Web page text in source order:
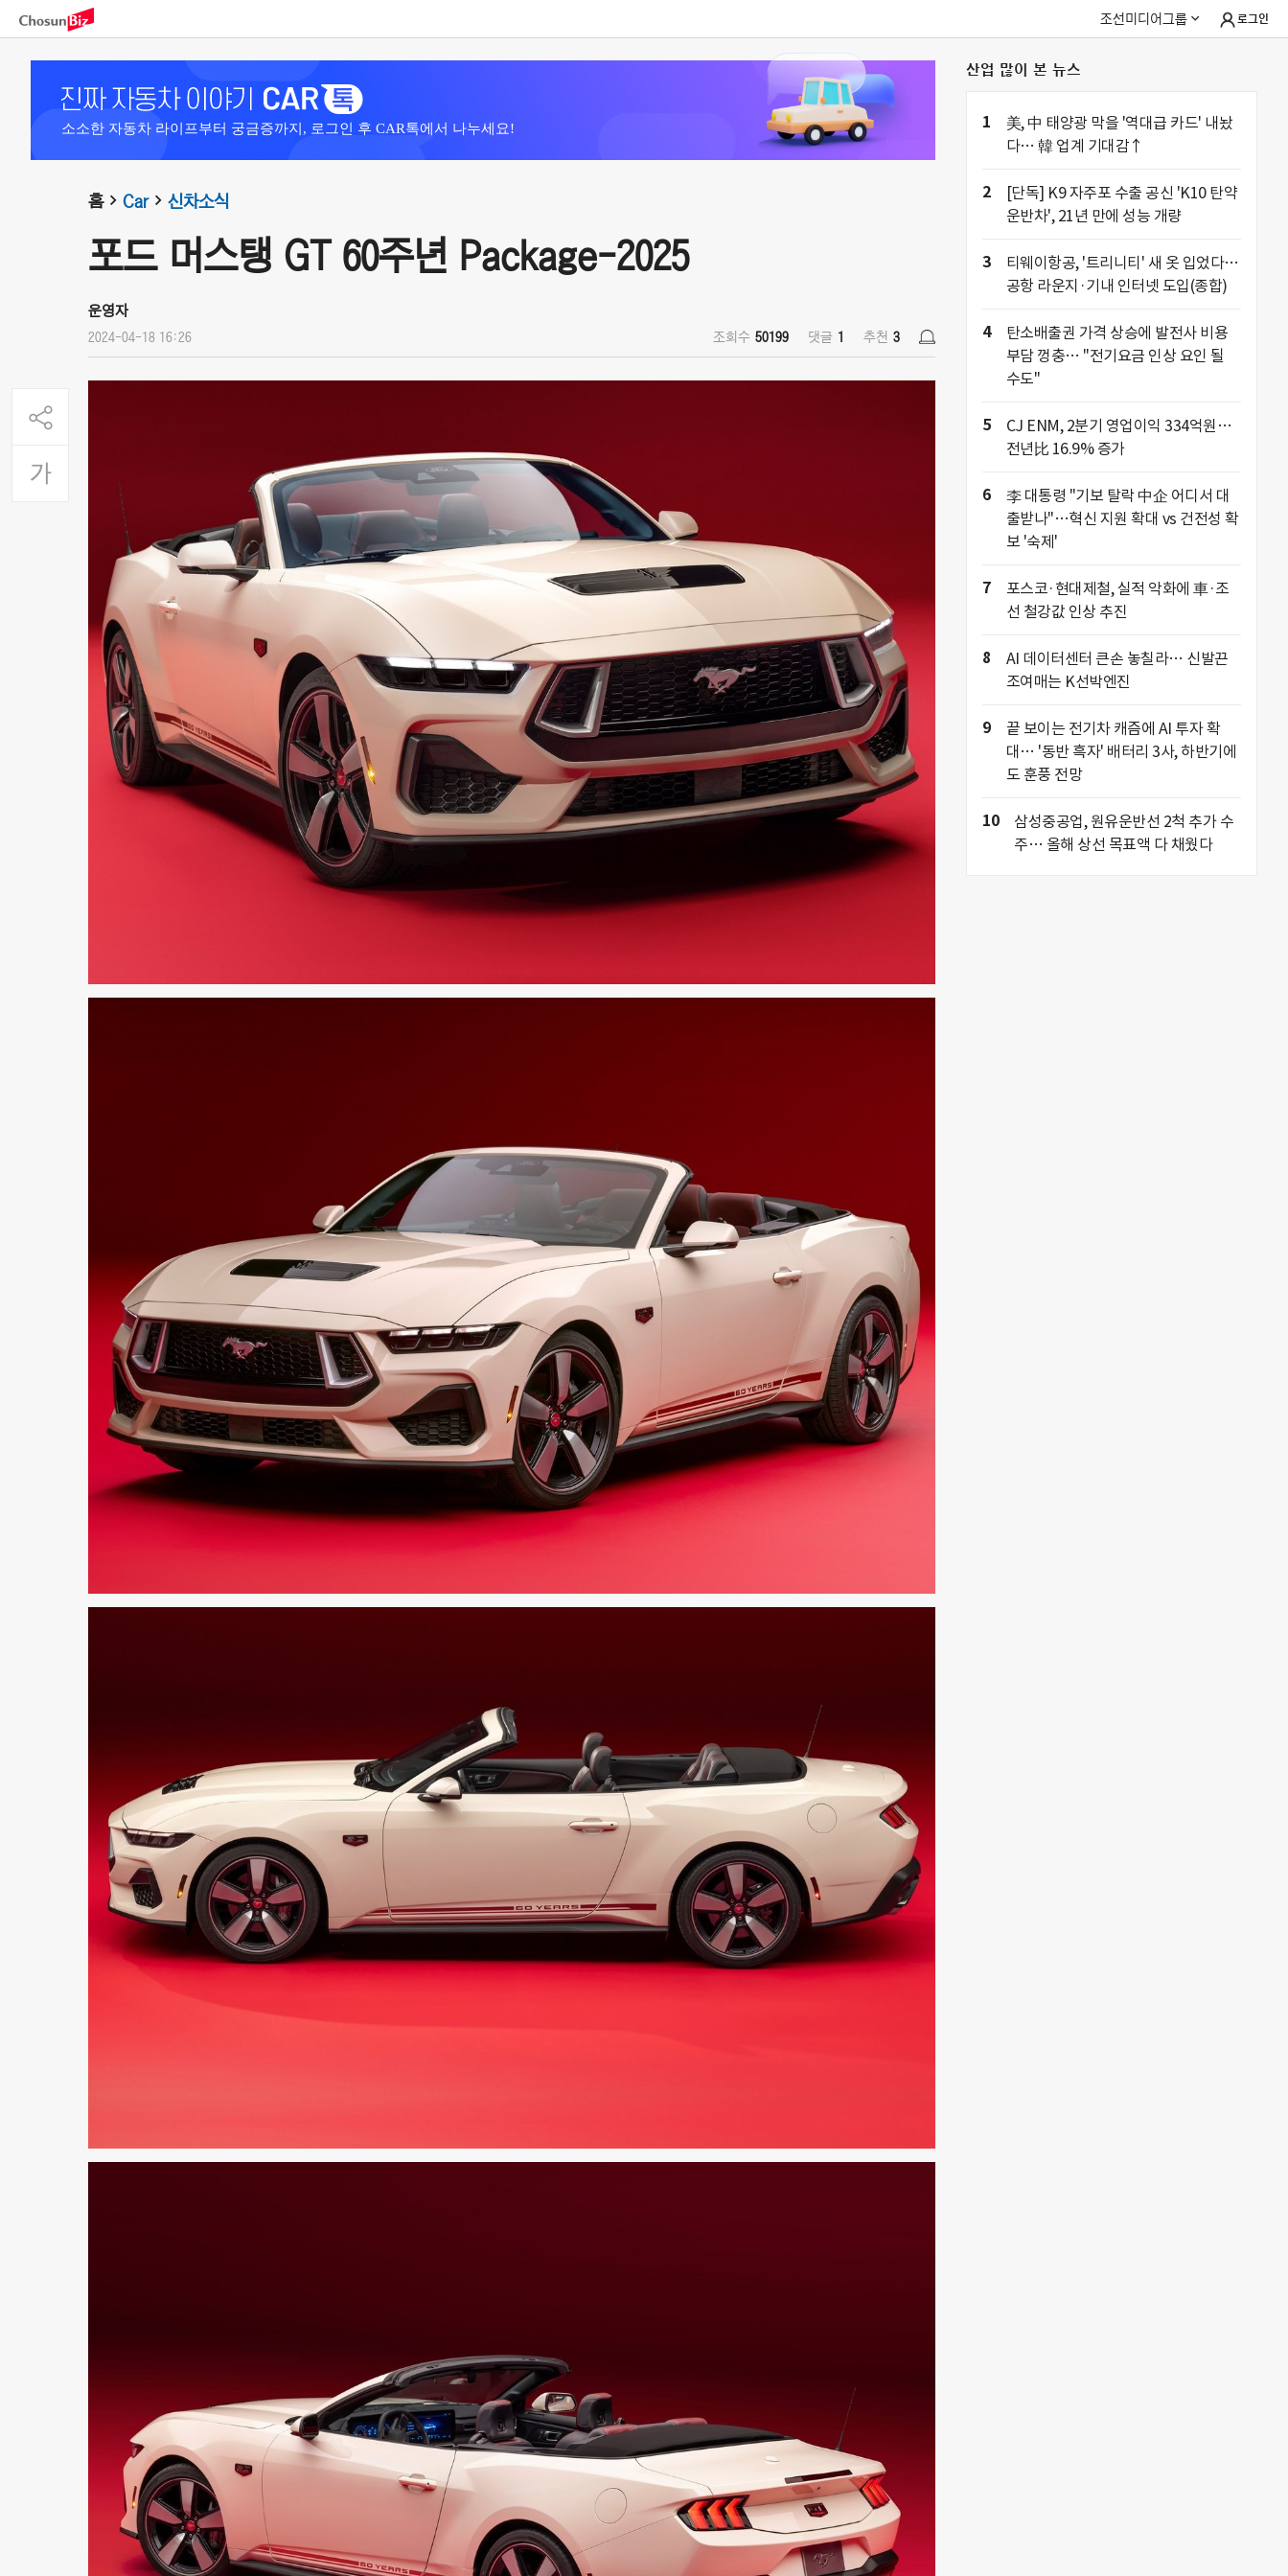
조선미디어그룹 로그인
소소한 자동차 라이프부터 궁금증까지, 로그인 후 CAR톡에서 나누세요!
홈 Car 신차소식
포드 머스탱 GT 60주년 Package-2025
운영자
2024-04-18 16:26 조회수 50199 댓글 1 추천 3
산업 많이 본 뉴스